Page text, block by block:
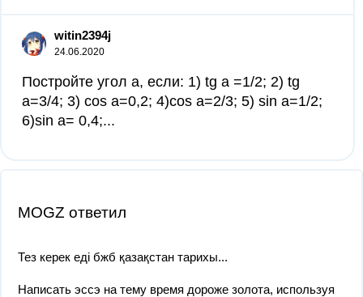
witin2394j
24.06.2020
Постройте угол а, если: 1) tg а =1/2; 2) tg
a=3/4; 3) cos a=0,2; 4)cos a=2/3; 5) sin a=1/2;
6)sin a= 0,4;​...
MOGZ ответил
Тез керек еді бжб қазақстан тарихы​...
Написать эссэ на тему время дороже золота, используя